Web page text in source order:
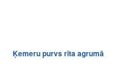
Ķemeru purvs rīta agrumā